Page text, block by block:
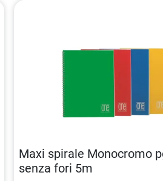
Maxi spirale Monocromo
senza fori 5m